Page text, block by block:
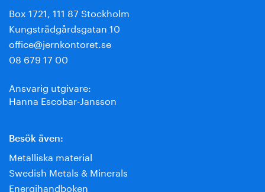
Box 1721, 111 87 Stockholm
Kungsträdgårdsgatan 10
office@jernkontoret.se
08 679 17 00
Ansvarig utgivare:
Hanna Escobar-Jansson
Besök även:
Metalliska material
Swedish Metals & Minerals
Energihandboken